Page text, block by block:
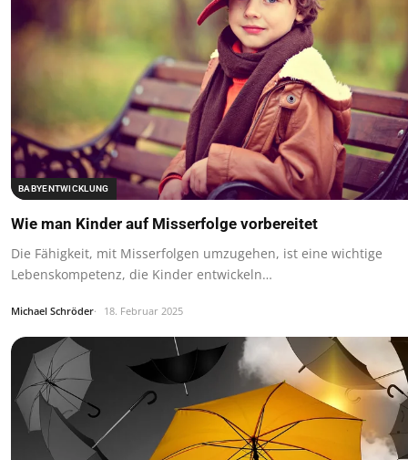
BABYENTWICKLUNG
Wie man Kinder auf Misserfolge vorbereitet
Die Fähigkeit, mit Misserfolgen umzugehen, ist eine wichtige
Lebenskompetenz, die Kinder entwickeln…
Michael Schröder 18. Februar 2025